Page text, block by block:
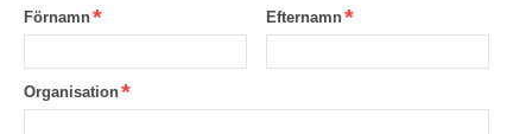
Förnamn Efternamn
Organisation